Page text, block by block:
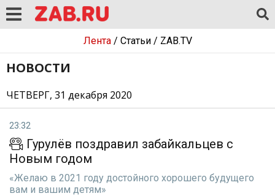
Лента/ Статьи/ ZAB.TV
НОВОСТИ
ЧЕТВЕРГ, 31 декабря 2020
23:32
Гурулёв поздравил забайкальцев с
Новым годом
«Желаю в 2021 году достойного хорошего будущего
вам и вашим детям»